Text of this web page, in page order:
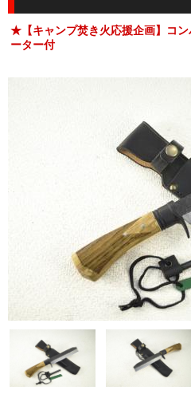
★【キャンプ焚き火応援企画】 コ
ーター付